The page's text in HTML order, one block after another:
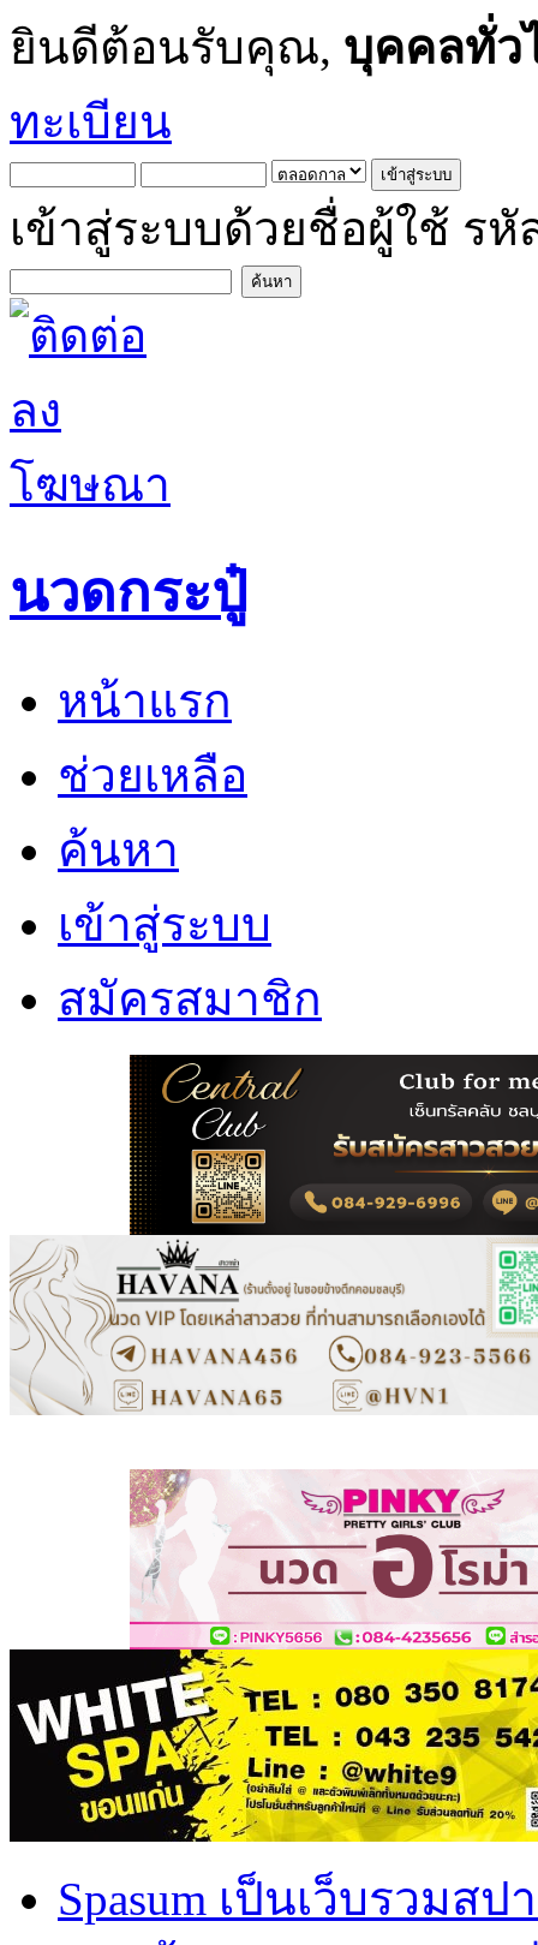
ยินดีต้อนรับคุณ, บุคคลทั่ว
ทะเบียน
เข้าสู่ระบบด้วยชื่อผู้ใช้ รหั
นวดกระปู๋
หน้าแรก
ช่วยเหลือ
ค้นหา
เข้าสู่ระบบ
สมัครสมาชิก
Spasum เป็นเว็บรวม